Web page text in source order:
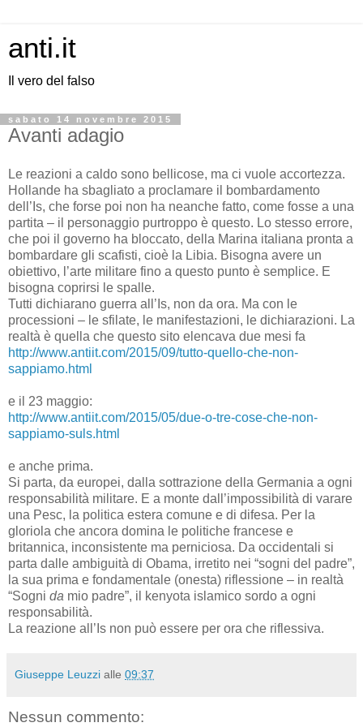
anti.it
Il vero del falso
sabato 14 novembre 2015
Avanti adagio
Le reazioni a caldo sono bellicose, ma ci vuole accortezza.
Hollande ha sbagliato a proclamare il bombardamento
dell’Is, che forse poi non ha neanche fatto, come fosse a una
partita – il personaggio purtroppo è questo. Lo stesso errore,
che poi il governo ha bloccato, della Marina italiana pronta a
bombardare gli scafisti, cioè la Libia. Bisogna avere un
obiettivo, l’arte militare fino a questo punto è semplice. E
bisogna coprirsi le spalle.
Tutti dichiarano guerra all’Is, non da ora. Ma con le
processioni – le sfilate, le manifestazioni, le dichiarazioni. La
realtà è quella che questo sito elencava due mesi fa
http://www.antiit.com/2015/09/tutto-quello-che-non-
sappiamo.html
e il 23 maggio:
http://www.antiit.com/2015/05/due-o-tre-cose-che-non-
sappiamo-suls.html
e anche prima.
Si parta, da europei, dalla sottrazione della Germania a ogni
responsabilità militare. E a monte dall’impossibilità di varare
una Pesc, la politica estera comune e di difesa. Per la
gloriola che ancora domina le politiche francese e
britannica, inconsistente ma perniciosa. Da occidentali si
parta dalle ambiguità di Obama, irretito nei “sogni del padre”,
la sua prima e fondamentale (onesta) riflessione – in realtà
“Sogni da mio padre”, il kenyota islamico sordo a ogni
responsabilità.
La reazione all’Is non può essere per ora che riflessiva.
Giuseppe Leuzzi alle 09:37
Nessun commento: